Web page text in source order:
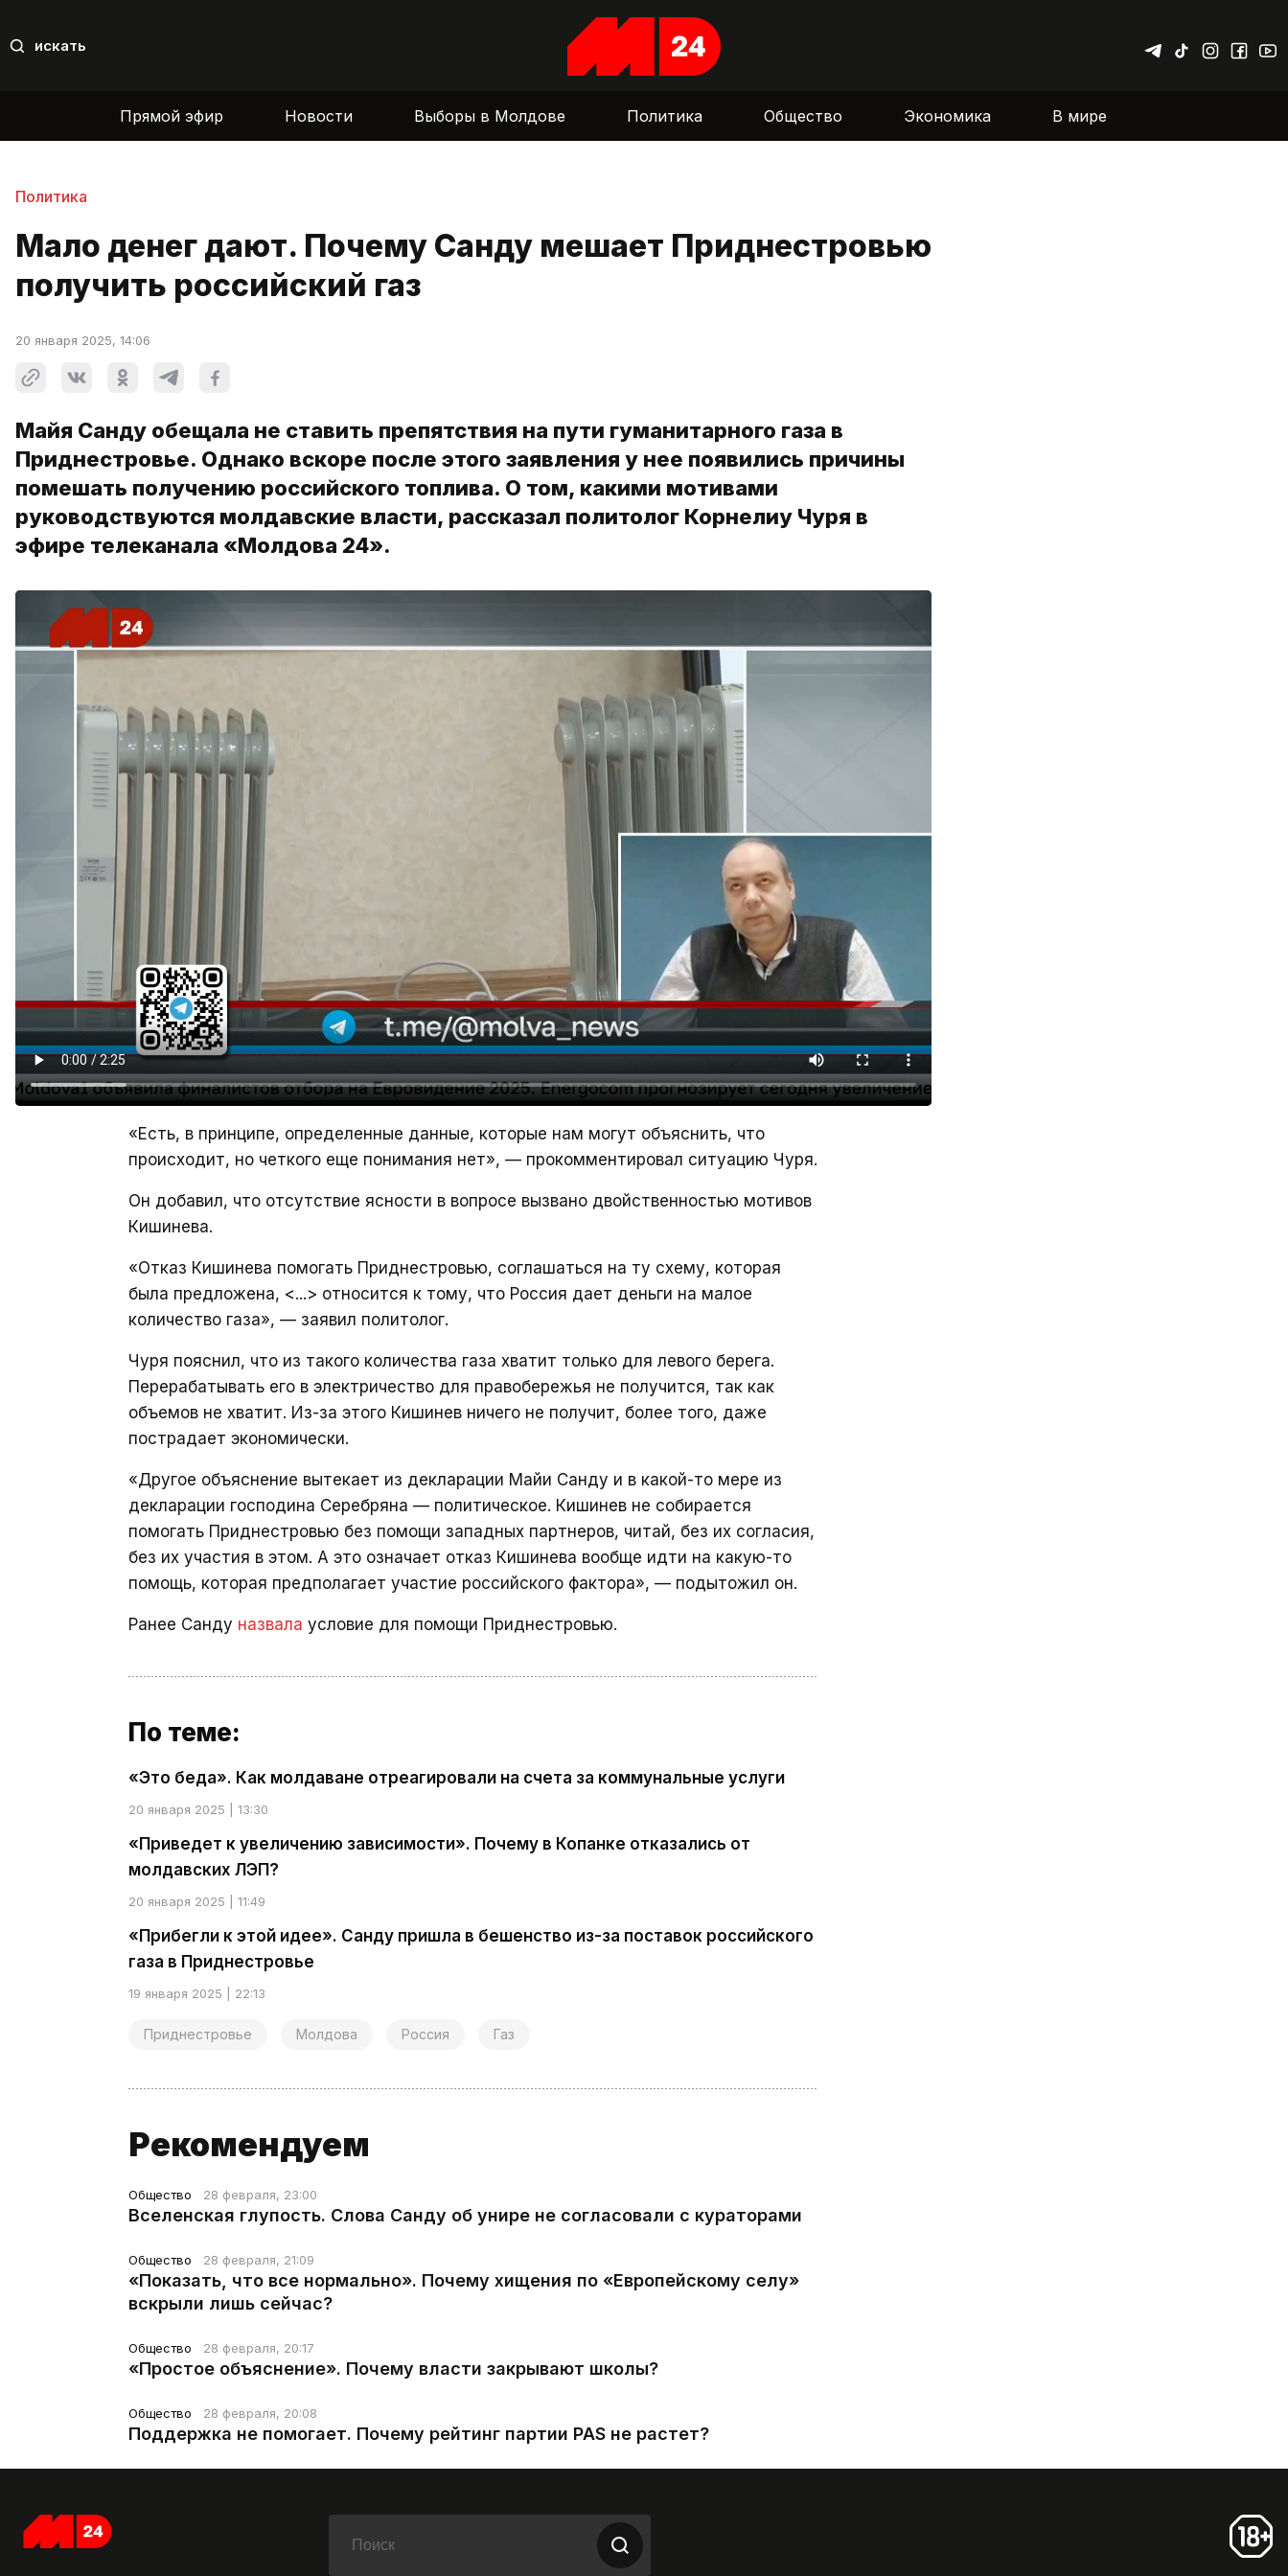
искать
Прямой эфир Новости Выборы в Молдове Политика Общество Экономика В мире
Политика
Мало денег дают. Почему Санду мешает Приднестровью
получить российский газ
20 января 2025, 14:06
Майя Санду обещала не ставить препятствия на пути гуманитарного газа в
Приднестровье. Однако вскоре после этого заявления у нее появились причины
помешать получению российского топлива. О том, какими мотивами
руководствуются молдавские власти, рассказал политолог Корнелиу Чуря в
эфире телеканала «Молдова 24».
«Есть, в принципе, определенные данные, которые нам могут объяснить, что
происходит, но четкого еще понимания нет», — прокомментировал ситуацию Чуря.
Он добавил, что отсутствие ясности в вопросе вызвано двойственностью мотивов
Кишинева.
«Отказ Кишинева помогать Приднестровью, соглашаться на ту схему, которая
была предложена, <...> относится к тому, что Россия дает деньги на малое
количество газа», — заявил политолог.
Чуря пояснил, что из такого количества газа хватит только для левого берега.
Перерабатывать его в электричество для правобережья не получится, так как
объемов не хватит. Из-за этого Кишинев ничего не получит, более того, даже
пострадает экономически.
«Другое объяснение вытекает из декларации Майи Санду и в какой-то мере из
декларации господина Серебряна — политическое. Кишинев не собирается
помогать Приднестровью без помощи западных партнеров, читай, без их согласия,
без их участия в этом. А это означает отказ Кишинева вообще идти на какую-то
помощь, которая предполагает участие российского фактора», — подытожил он.
Ранее Санду назвала условие для помощи Приднестровью.
По теме:
«Это беда». Как молдаване отреагировали на счета за коммунальные услуги
20 января 2025 | 13:30
«Приведет к увеличению зависимости». Почему в Копанке отказались от
молдавских ЛЭП?
20 января 2025 | 11:49
«Прибегли к этой идее». Санду пришла в бешенство из-за поставок российского
газа в Приднестровье
19 января 2025 | 22:13
Приднестровье Молдова Россия Газ
Рекомендуем
Общество 28 февраля, 23:00
Вселенская глупость. Слова Санду об унире не согласовали с кураторами
Общество 28 февраля, 21:09
«Показать, что все нормально». Почему хищения по «Европейскому селу»
вскрыли лишь сейчас?
Общество 28 февраля, 20:17
«Простое объяснение». Почему власти закрывают школы?
Общество 28 февраля, 20:08
Поддержка не помогает. Почему рейтинг партии PAS не растет?